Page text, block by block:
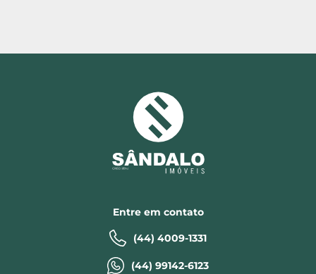
Entre em contato
(44) 4009-1331
(44) 99142-6123